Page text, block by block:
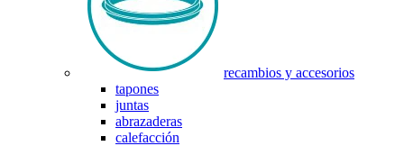
recambios y accesorios
tapones
juntas
abrazaderas
calefacción